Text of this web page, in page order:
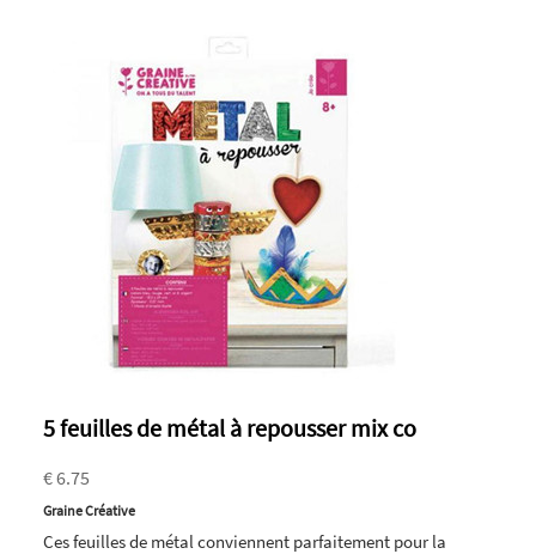
5 feuilles de métal à repousser mix co
€ 6.75
Graine Créative
Ces feuilles de métal conviennent parfaitement pour la